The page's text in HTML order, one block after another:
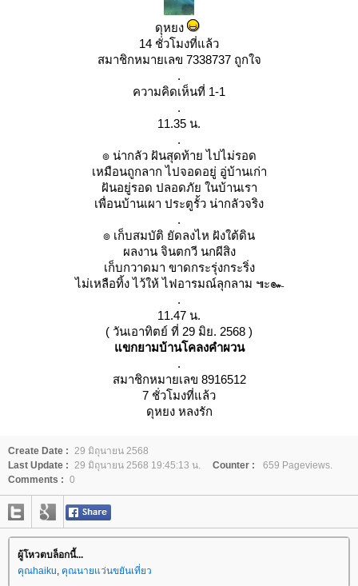
ดุหยง
14 ชั่วโมงที่แล้ว
สมาชิกหมายเลข 7338737 ถูกใจ
.
ความคิดเห็นที่ 1-1
.
11.35 น.
.
๏ น่ากลัว ฝันสุดท้าย ไปไม่รอด
เหมือนถูกลาก ไปจอดอยู่ อู่บ้านเก่า
ฝันอยู่รอด ปลอดภัย ในบ้านเรา
เพื่อนบ้านเผา ประตูรั้ว น่ากลัวจริง
.
๏ เก็บสมบัติ ยัดลงไห ฝังใต้ดิน
ผลงาน จินตกวี นกผีสิง
เก็บกวาดมา ขาดกระรุ่งกระริ่ง
ไม่เหลือทิ้ง ไว้ให้ ไฟอารมณ์ลุกลาม ๚ะ๛
.
11.47 น.
( วันเอาทิตย์ ที่ 29 มิย. 2568 )
ขกยามบ้านโคลงคำผวน
.
สมาชิกหมายเลข 8916512
7 ชั่วโมงที่แล้ว
ดุหยง หลงรัก
Create Date :
29 มิถุนายน 2568
Last Update :
29 มิถุนายน 2568 19:45:13 น. Counter :
659 Pageviews.
Comments : 0
ผู้โหวตบล็อกนี้...
คุณhaiku คุณนายแว่นขยันเที่ยว